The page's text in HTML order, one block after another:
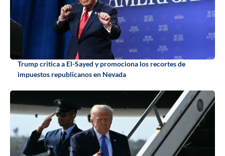
Trump critica a El-Sayed y promociona los recortes de
impuestos republicanos en Nevada